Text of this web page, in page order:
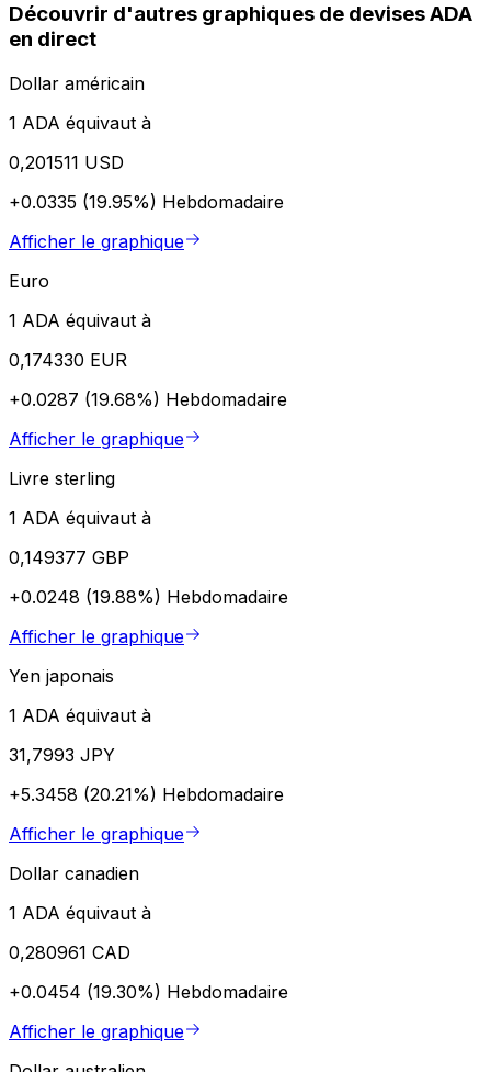
Découvrir d'autres graphiques de devises ADA
en direct
Dollar américain
1 ADA équivaut à
0,201511 USD
+0.0335 (19.95%) Hebdomadaire
Afficher le graphique
Euro
1 ADA équivaut à
0,174330 EUR
+0.0287 (19.68%) Hebdomadaire
Afficher le graphique
Livre sterling
1 ADA équivaut à
0,149377 GBP
+0.0248 (19.88%) Hebdomadaire
Afficher le graphique
Yen japonais
1 ADA équivaut à
31,7993 JPY
+5.3458 (20.21%) Hebdomadaire
Afficher le graphique
Dollar canadien
1 ADA équivaut à
0,280961 CAD
+0.0454 (19.30%) Hebdomadaire
Afficher le graphique